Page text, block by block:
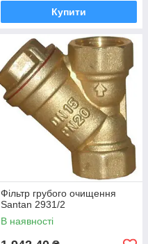
Купити
Фільтр грубого очищення
Santan 2931/2
В наявності